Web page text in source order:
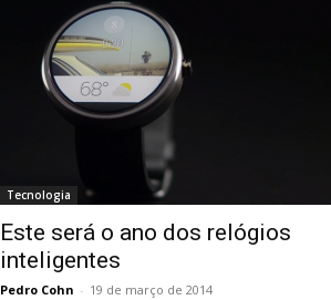
Tecnologia
Este será o ano dos relógios
inteligentes
Pedro Cohn - 19 de março de 2014